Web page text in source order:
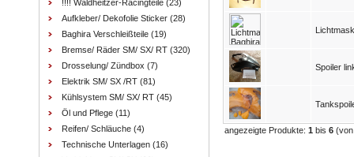
!!!! Waldheitzer-Racingteile (23)
Aufkleber/ Dekofolie Sticker (28)
Baghira Verschleißteile (19)
Bremse/ Räder SM/ SX/ RT (320)
Drosselung/ Zündbox (7)
Elektrik SM/ SX /RT (81)
Kühlsystem SM/ SX/ RT (45)
Öl und Pflege (11)
Reifen/ Schläuche (4)
Technische Unterlagen (16)
Spoiler
angezeigte Produkte: 1 bis 6